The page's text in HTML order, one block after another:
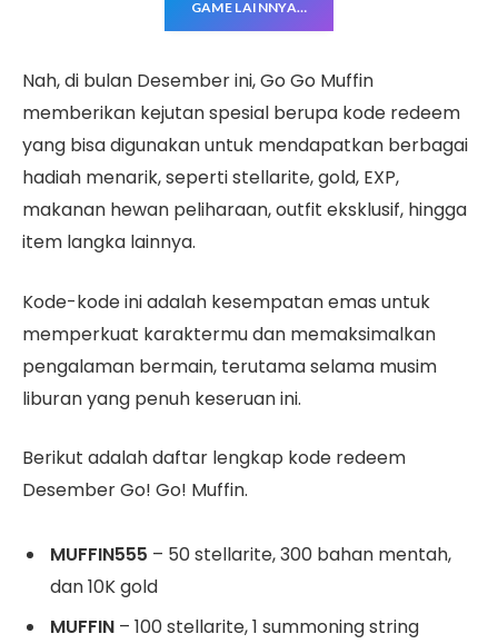
GAME LAINNYA…
Nah, di bulan Desember ini, Go Go Muffin
memberikan kejutan spesial berupa kode redeem
yang bisa digunakan untuk mendapatkan berbagai
hadiah menarik, seperti stellarite, gold, EXP,
makanan hewan peliharaan, outfit eksklusif, hingga
item langka lainnya.
Kode-kode ini adalah kesempatan emas untuk
memperkuat karaktermu dan memaksimalkan
pengalaman bermain, terutama selama musim
liburan yang penuh keseruan ini.
Berikut adalah daftar lengkap kode redeem
Desember Go! Go! Muffin.
MUFFIN555 – 50 stellarite, 300 bahan mentah,
dan 10K gold
MUFFIN – 100 stellarite, 1 summoning string